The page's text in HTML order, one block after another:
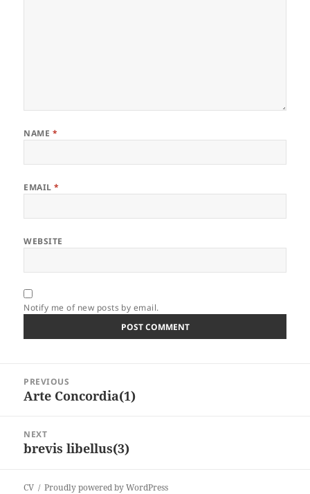
NAME *
EMAIL*
WEBSITE
Notify me of new posts by email.
navigation
PREVIOUS
Previous
Arte Concordia(1)
NEXT
Next
brevis libellus(3)
CV Proudly powered by WordPress